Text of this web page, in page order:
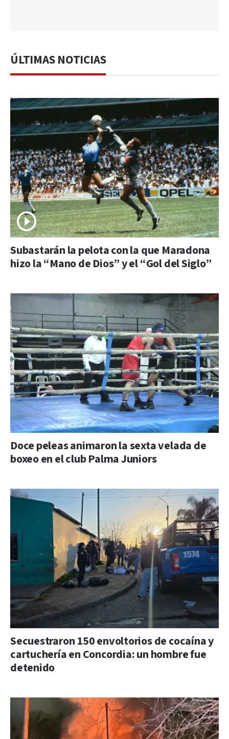
ÚLTIMAS NOTICIAS
Subastarán la pelota con la que Maradona
hizo la “Mano de Dios” y el “Gol del Siglo”
Doce peleas animaron la sexta velada de
boxeo en el club Palma Juniors
Secuestraron 150 envoltorios de cocaína y
cartuchería en Concordia: un hombre fue
detenido